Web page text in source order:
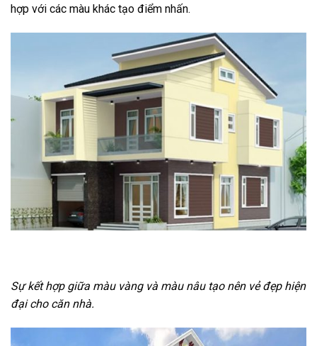
hợp với các màu khác tạo điểm nhấn.
Sự kết hợp giữa màu vàng và màu nâu tạo nên vẻ đẹp hiện
đại cho căn nhà.